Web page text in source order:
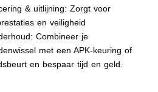
& uitlijning: Zorgt voor
en veiligheid
Combineer je
met een APK-keuring of
en bespaar tijd en geld.